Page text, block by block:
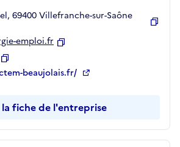
69400 Villefranche-sur-Saône
emploi.fr
Copierbeaujolais.fr/
fiche de l'entreprise